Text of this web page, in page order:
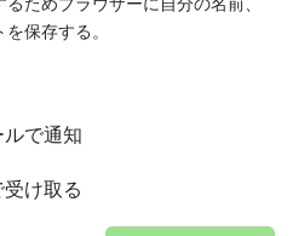
保存する。
で通知
け取る